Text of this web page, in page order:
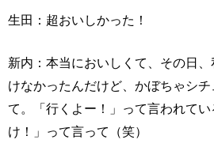
生田：超おいしかった！
新内：本当においしくて、その日
けなかったんだけど、かぼちゃシチ
て。「行くよー！」って言われて
け！」って言って（笑）